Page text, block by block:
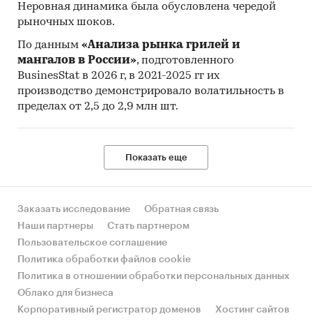
Неровная динамика была обусловлена чередой
рыночных шоков.
По данным «Анализа рынка грилей и
мангалов в России», подготовленного
BusinesStat в 2026 г, в 2021-2025 гг их
производство демонстрировало волатильность в
пределах от 2,5 до 2,9 млн шт.
Показать еще
Заказать исследование
Обратная связь
Наши партнеры
Стать партнером
Пользовательское соглашение
Политика обработки файлов cookie
Политика в отношении обработки персональных данных
Облако для бизнеса
Корпоративный регистратор доменов
Хостинг сайтов